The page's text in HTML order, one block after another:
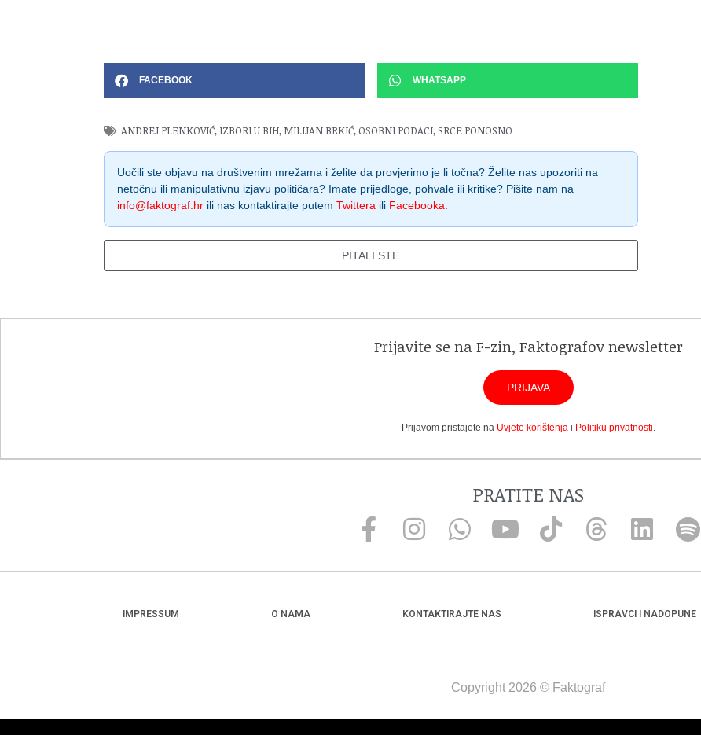
FACEBOOK WHATSAPP
ANDREJ PLENKOVIĆ, IZBORI U BIH, MILIJAN BRKIĆ,OSOBNI PODACI, SRCE PONOSNO
Uočili ste objavu na društvenim mrežama i želite da provjerimo je li točna? Želite nas upozoriti na
netočnu ili manipulativnu izjavu političara? Imate prijedloge, pohvale ili kritike? Pišite nam na
info@faktograf.hr ili nas kontaktirajte putem Twittera ili Facebooka
PITALI STE
Prijavite se na F-zin, Faktografov newsletter
PRIJAVA
Prijavom pristajete na Uvjete korištenja i Politiku privatnosti
PRATITE NAS
IMPRESSUM O NAMA KONTAKTIRAJTE NAS ISPRAVCI I NADOPUNE
Copyright 2026 © Faktograf